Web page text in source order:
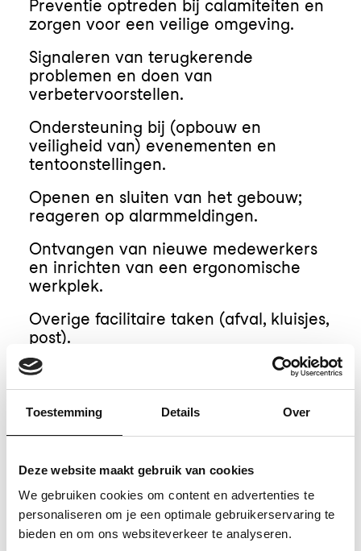
Toestemming Details Over
Deze website maakt gebruik van cookies
We gebruiken cookies om content en advertenties te
personaliseren om je een optimale gebruikerservaring te
bieden en om ons websiteverkeer te analyseren.
Preventie optreden bij calamiteiten en
zorgen voor een veilige omgeving.
Signaleren van terugkerende
problemen en doen van
verbetervoorstellen.
Ondersteuning bij (opbouw en
veiligheid van) evenementen en
tentoonstellingen.
Openen en sluiten van het gebouw;
reageren op alarmmeldingen.
Ontvangen van nieuwe medewerkers
en inrichten van een ergonomische
werkplek.
Overige facilitaire taken (afval, kluisjes,
post).
Wat breng je mee?
Bijvoorbeeld een afgeronde
of facilitaire richting.
2 tot 5 jaar relevante werkervaring.
Een BHV-certificaat (of bereid dit te